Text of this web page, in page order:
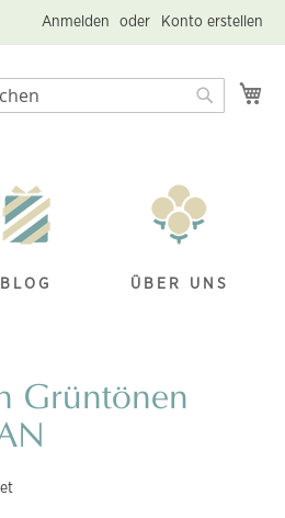
Anmelden Konto erstellen
BLOG ÜBER UNS
Grüntönen